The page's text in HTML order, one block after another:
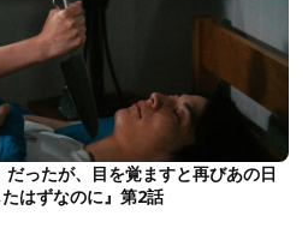
ったが、目を覚ますと再びあの日
はずなのに』第2話